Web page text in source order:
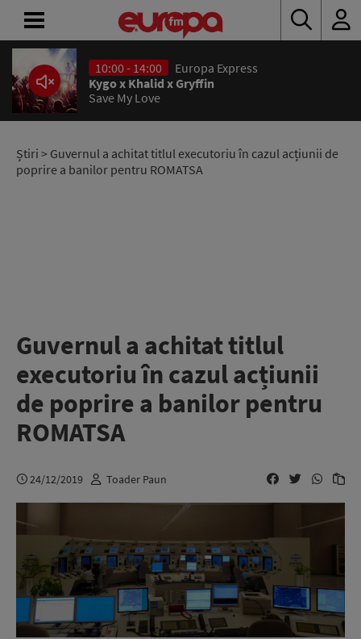
10:00 - 14:00
Europa Express
Kygo x Khalid x Gryffin
Save My Love
Știri > Guvernul a achitat titlul executoriu în cazul acțiunii de
poprire a banilor pentru ROMATSA
Guvernul a achitat titlul
executoriu în cazul acțiunii
de poprire a banilor pentru
ROMATSA
24/12/2019 Toader Paun
ACASĂ
ȘTIRI
RADIO